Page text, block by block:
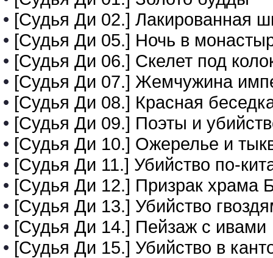
• [Судья Ди 02.] Лакированная
• [Судья Ди 05.] Ночь в
• [Судья Ди 06.] Скелет под
• [Судья Ди 07.] Жемчужина
• [Судья Ди 08.] Красная
• [Судья Ди 09.] Поэты и
• [Судья Ди 10.] Ожерелье и
• [Судья Ди 11.] Убийство по-
• [Судья Ди 12.] Призрак храма
• [Судья Ди 13.] Убийство
• [Судья Ди 14.] Пейзаж с ивами
• [Судья Ди 15.] Убийство в